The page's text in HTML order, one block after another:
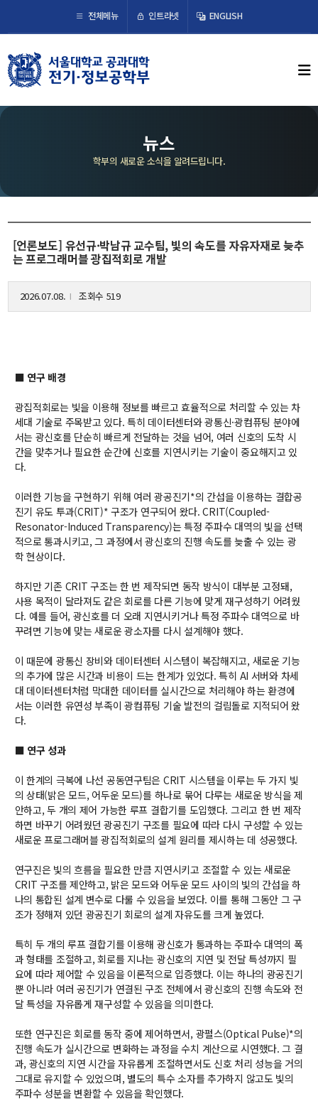
전체메뉴 인트라넷 ENGLISH ×
학부뉴스
뉴스
학부장 인사말
연혁
조직도
오시는 길
교수/연구
명예교수 및 전직교수
연구실/연구소
연구실
연구소
e-TEC Talks
전기정보세미나
교육
학부
교과과정
교과목이수규정
대학원
교과목이수규정
연합전공 인공지능 반도체공학
해동학술정보
소개
보유도서
커뮤니티
입시
학사
취업ㆍ진로
행사
대학생활
기타
뉴스
학부의 새로운 소식을 알려드립니다.
[언론보도] 유선규·박남규 교수팀, 빛의 속도를 자유자재로 늦추
는 프로그래머블 광집적회로 개발
2026.07.08. 조회수 519
■ 연구 배경
광집적회로는 빛을 이용해 정보를 빠르고 효율적으로 처리할 수 있는 차
세대 기술로 주목받고 있다. 특히 데이터센터와 광통신·광컴퓨팅 분야에
서는 광신호를 단순히 빠르게 전달하는 것을 넘어, 여러 신호의 도착 시
간을 맞추거나 필요한 순간에 신호를 지연시키는 기술이 중요해지고 있
다.
이러한 기능을 구현하기 위해 여러 광공진기*의 간섭을 이용하는 결합공
진기 유도 투과(CRIT)* 구조가 연구되어 왔다. CRIT(Coupled-
Resonator-Induced Transparency)는 특정 주파수 대역의 빛을 선택
적으로 통과시키고, 그 과정에서 광신호의 진행 속도를 늦출 수 있는 광
학 현상이다.
하지만 기존 CRIT 구조는 한 번 제작되면 동작 방식이 대부분 고정돼,
사용 목적이 달라져도 같은 회로를 다른 기능에 맞게 재구성하기 어려웠
다. 예를 들어, 광신호를 더 오래 지연시키거나 특정 주파수 대역으로 바
꾸려면 기능에 맞는 새로운 광소자를 다시 설계해야 했다.
이 때문에 광통신 장비와 데이터센터 시스템이 복잡해지고, 새로운 기능
의 추가에 많은 시간과 비용이 드는 한계가 있었다. 특히 AI 서버와 차세
대 데이터센터처럼 막대한 데이터를 실시간으로 처리해야 하는 환경에
서는 이러한 유연성 부족이 광컴퓨팅 기술 발전의 걸림돌로 지적되어 왔
다.
■ 연구 성과
이 한계의 극복에 나선 공동연구팀은 CRIT 시스템을 이루는 두 가지 빛
의 상태(밝은 모드, 어두운 모드)를 하나로 묶어 다루는 새로운 방식을 제
안하고, 두 개의 제어 가능한 루프 결합기를 도입했다. 그리고 한 번 제작
하면 바꾸기 어려웠던 광공진기 구조를 필요에 따라 다시 구성할 수 있는
새로운 프로그래머블 광집적회로의 설계 원리를 제시하는 데 성공했다.
연구진은 빛의 흐름을 필요한 만큼 지연시키고 조절할 수 있는 새로운
CRIT 구조를 제안하고, 밝은 모드와 어두운 모드 사이의 빛의 간섭을 하
나의 통합된 설계 변수로 다룰 수 있음을 보였다. 이를 통해 그동안 그 구
조가 정해져 있던 광공진기 회로의 설계 자유도를 크게 높였다.
특히 두 개의 루프 결합기를 이용해 광신호가 통과하는 주파수 대역의 폭
과 형태를 조절하고, 회로를 지나는 광신호의 지연 및 전달 특성까지 필
요에 따라 제어할 수 있음을 이론적으로 입증했다. 이는 하나의 광공진기
뿐 아니라 여러 공진기가 연결된 구조 전체에서 광신호의 진행 속도와 전
달 특성을 자유롭게 재구성할 수 있음을 의미한다.
또한 연구진은 회로를 동작 중에 제어하면서, 광펄스(Optical Pulse)*의
진행 속도가 실시간으로 변화하는 과정을 수치 계산으로 시연했다. 그 결
과, 광신호의 지연 시간을 자유롭게 조절하면서도 신호 처리 성능을 거의
그대로 유지할 수 있었으며, 별도의 특수 소자를 추가하지 않고도 빛의
주파수 성분을 변환할 수 있음을 확인했다.